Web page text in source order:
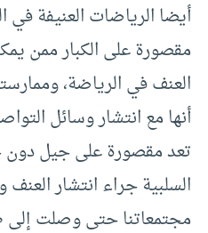
أيضا الرياضات العنيفة
مقصورة على الكبار ممن
العنف في الرياضة،
أنها مع انتشار وسائل
تعد مقصورة على جيل دون
السلبية جراء انتشار العنف
مجتمعاتنا حتى وصلت إلى